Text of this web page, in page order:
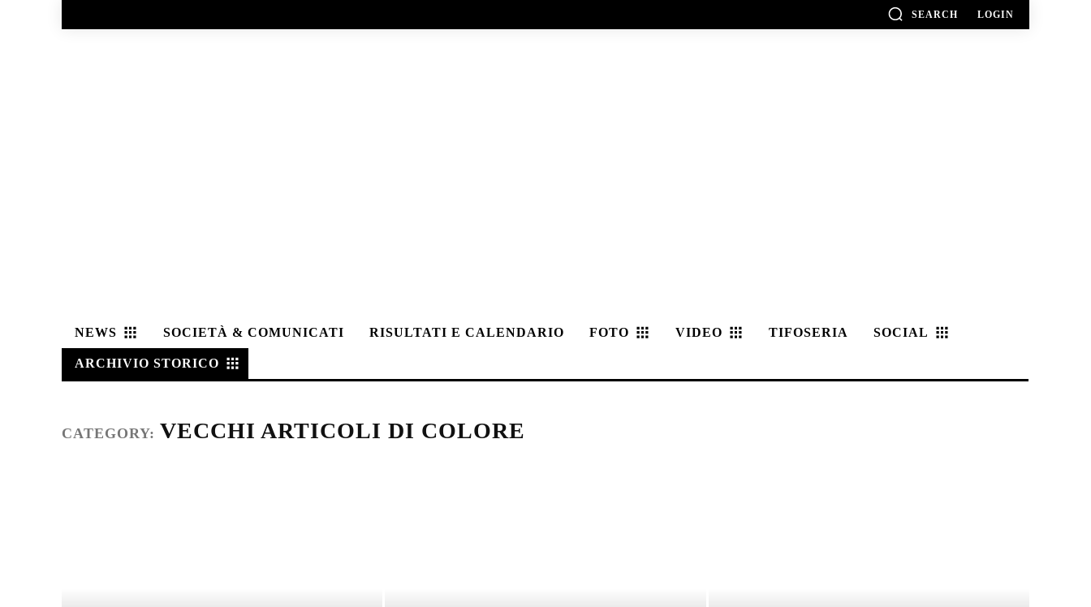
SEARCH LOGIN
NEWS SOCIETÀ & COMUNICATI RISULTATI E CALENDARIO FOTO VIDEO TIFOSERIA SOCIAL
ARCHIVIO STORICO
CATEGORY: VECCHI ARTICOLI DI COLORE